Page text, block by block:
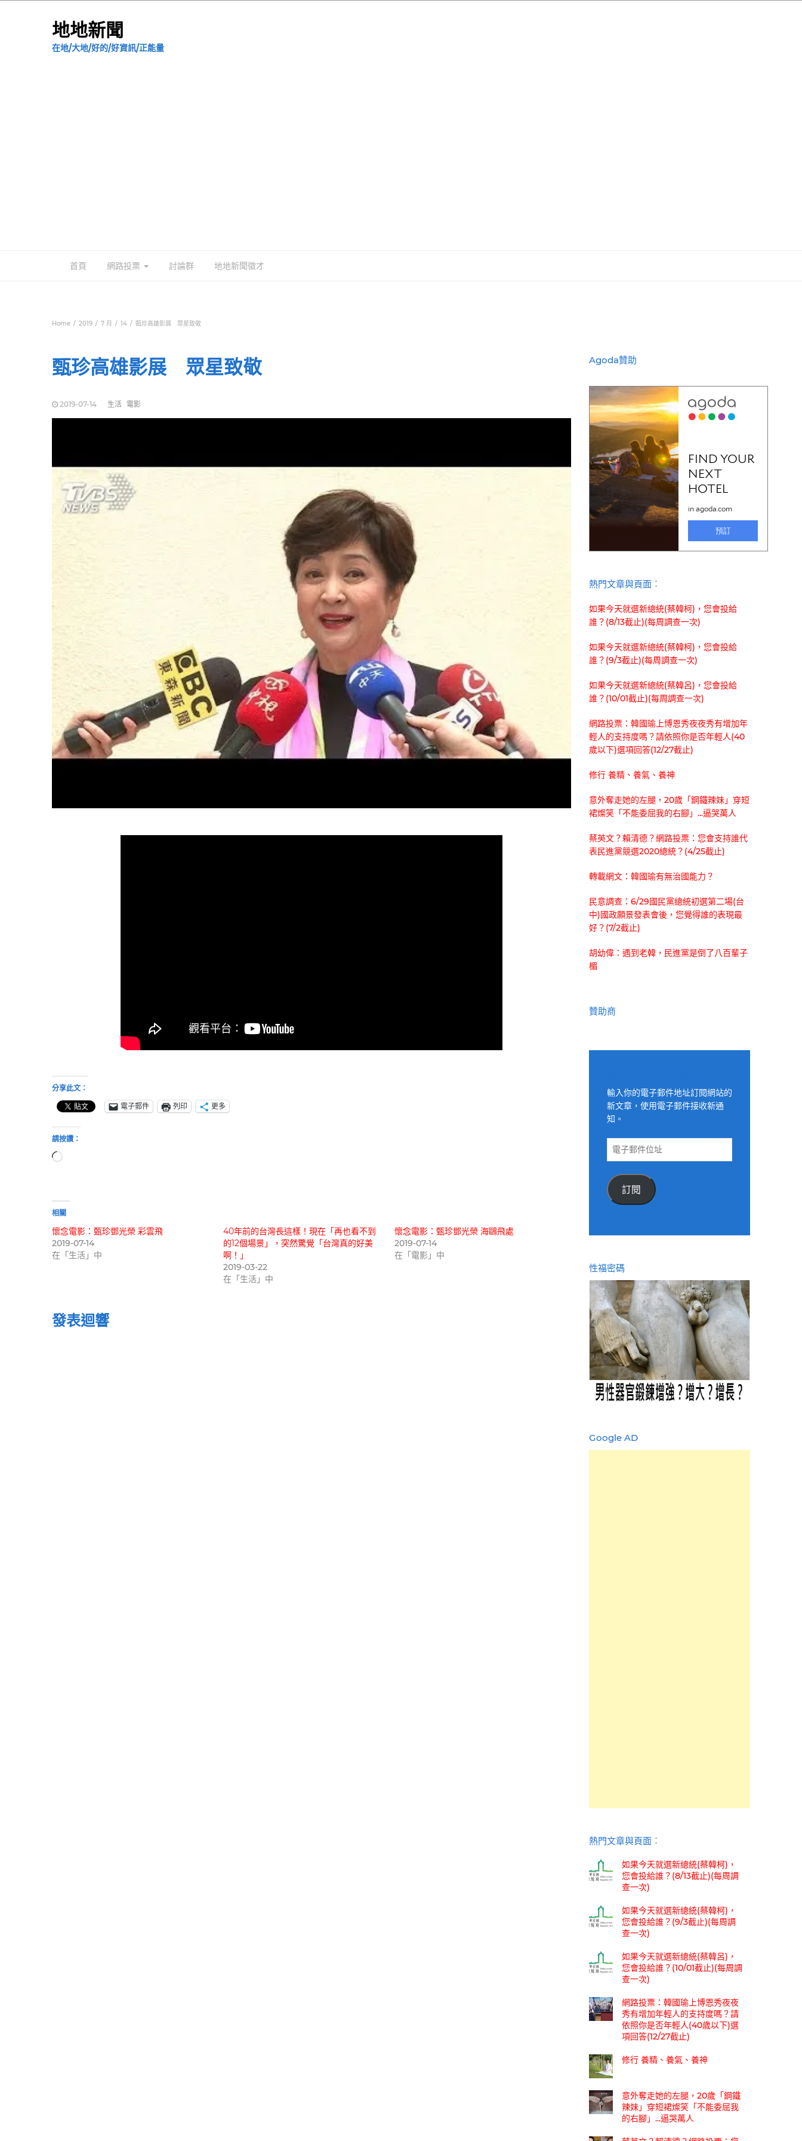
地地新聞
在地/大地/好的/好資訊/正能量
首頁 網路投票 討論群 地地新聞徵才
Home 2019 7 月 14 甄珍高雄影展 眾星致敬
甄珍高雄影展 眾星致敬
2019-07-14 生活 電影
分享此文：
電子郵件
列印 更多
請按讚：
正
相關
懷念電影：甄珍鄧光榮 彩雲飛
2019-07-14
在「生活」中
40年前的台灣長這樣！現在「再也看不到
的12個場景」，突然驚覺「台灣真的好美
啊！」
2019-03-22
在「生活」中
懷念電影：甄珍鄧光榮 海鷗飛處
2019-07-14
在「電影」中
發表迴響
Agoda贊助
熱門文章與頁面︰
如果今天就選新總統(蔡韓柯)，您會投給
誰？(8/13截止)(每周調查一次)
如果今天就選新總統(蔡韓柯)，您會投給
誰？(9/3截止)(每周調查一次)
如果今天就選新總統(蔡韓呂)，您會投給
誰？(10/01截止)(每周調查一次)
網路投票：韓國瑜上博恩秀夜夜秀有增加年
輕人的支持度嗎？請依照你是否年輕人(40
歲以下)選項回答(12/27截止)
修行 養精、養氣、養神
意外奪走她的左腿，20歲「鋼鐵辣妹」穿短
裙燦笑「不能委屈我的右腳」...逼哭萬人
蔡英文？賴清德？網路投票：您會支持誰代
表民進黨競選2020總統？(4/25截止)
轉載網文：韓國瑜有無治國能力？
民意調查：6/29國民黨總統初選第二場(台
中)國政願景發表會後，您覺得誰的表現最
好？(7/2截止)
胡幼偉：遇到老韓，民進黨是倒了八百輩子
楣
贊助商
輸入你的電子郵件地址訂閱網站的
新文章，使用電子郵件接收新通
知。
電
件
位
訂閱
性福密碼
Google AD
熱門文章與頁面︰
如果今天就選新總統(蔡韓柯)，
您會投給誰？(8/13截止)(每周調
查一次)
如果今天就選新總統(蔡韓柯)，
您會投給誰？(9/3截止)(每周調
查一次)
如果今天就選新總統(蔡韓呂)，
您會投給誰？(10/01截止)(每周調
查一次)
網路投票：韓國瑜上博恩秀夜夜
秀有增加年輕人的支持度嗎？請
依照你是否年輕人(40歲以下)選
項回答(12/27截止)
修行 養精、養氣、養神
意外奪走她的左腿，20歲「鋼鐵
辣妹」穿短裙燦笑「不能委屈我
的右腳」...逼哭萬人